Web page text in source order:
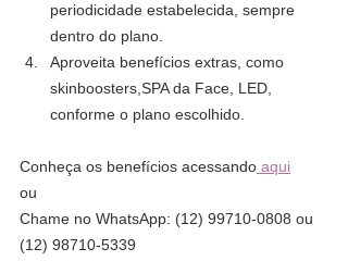
periodicidade estabelecida, sempre
dentro do plano.
Aproveita benefícios extras, como
skinboosters,SPA da Face, LED,
conforme o plano escolhido.
Conheça os benefícios acessando aqui
ou
Chame no WhatsApp: (12) 99710-0808 ou
(12) 98710-5339